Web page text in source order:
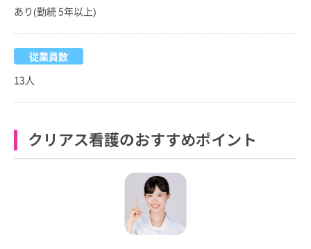
あり(勤続 5年以上)
従業員数
13人
クリアス看護のおすすめポイント